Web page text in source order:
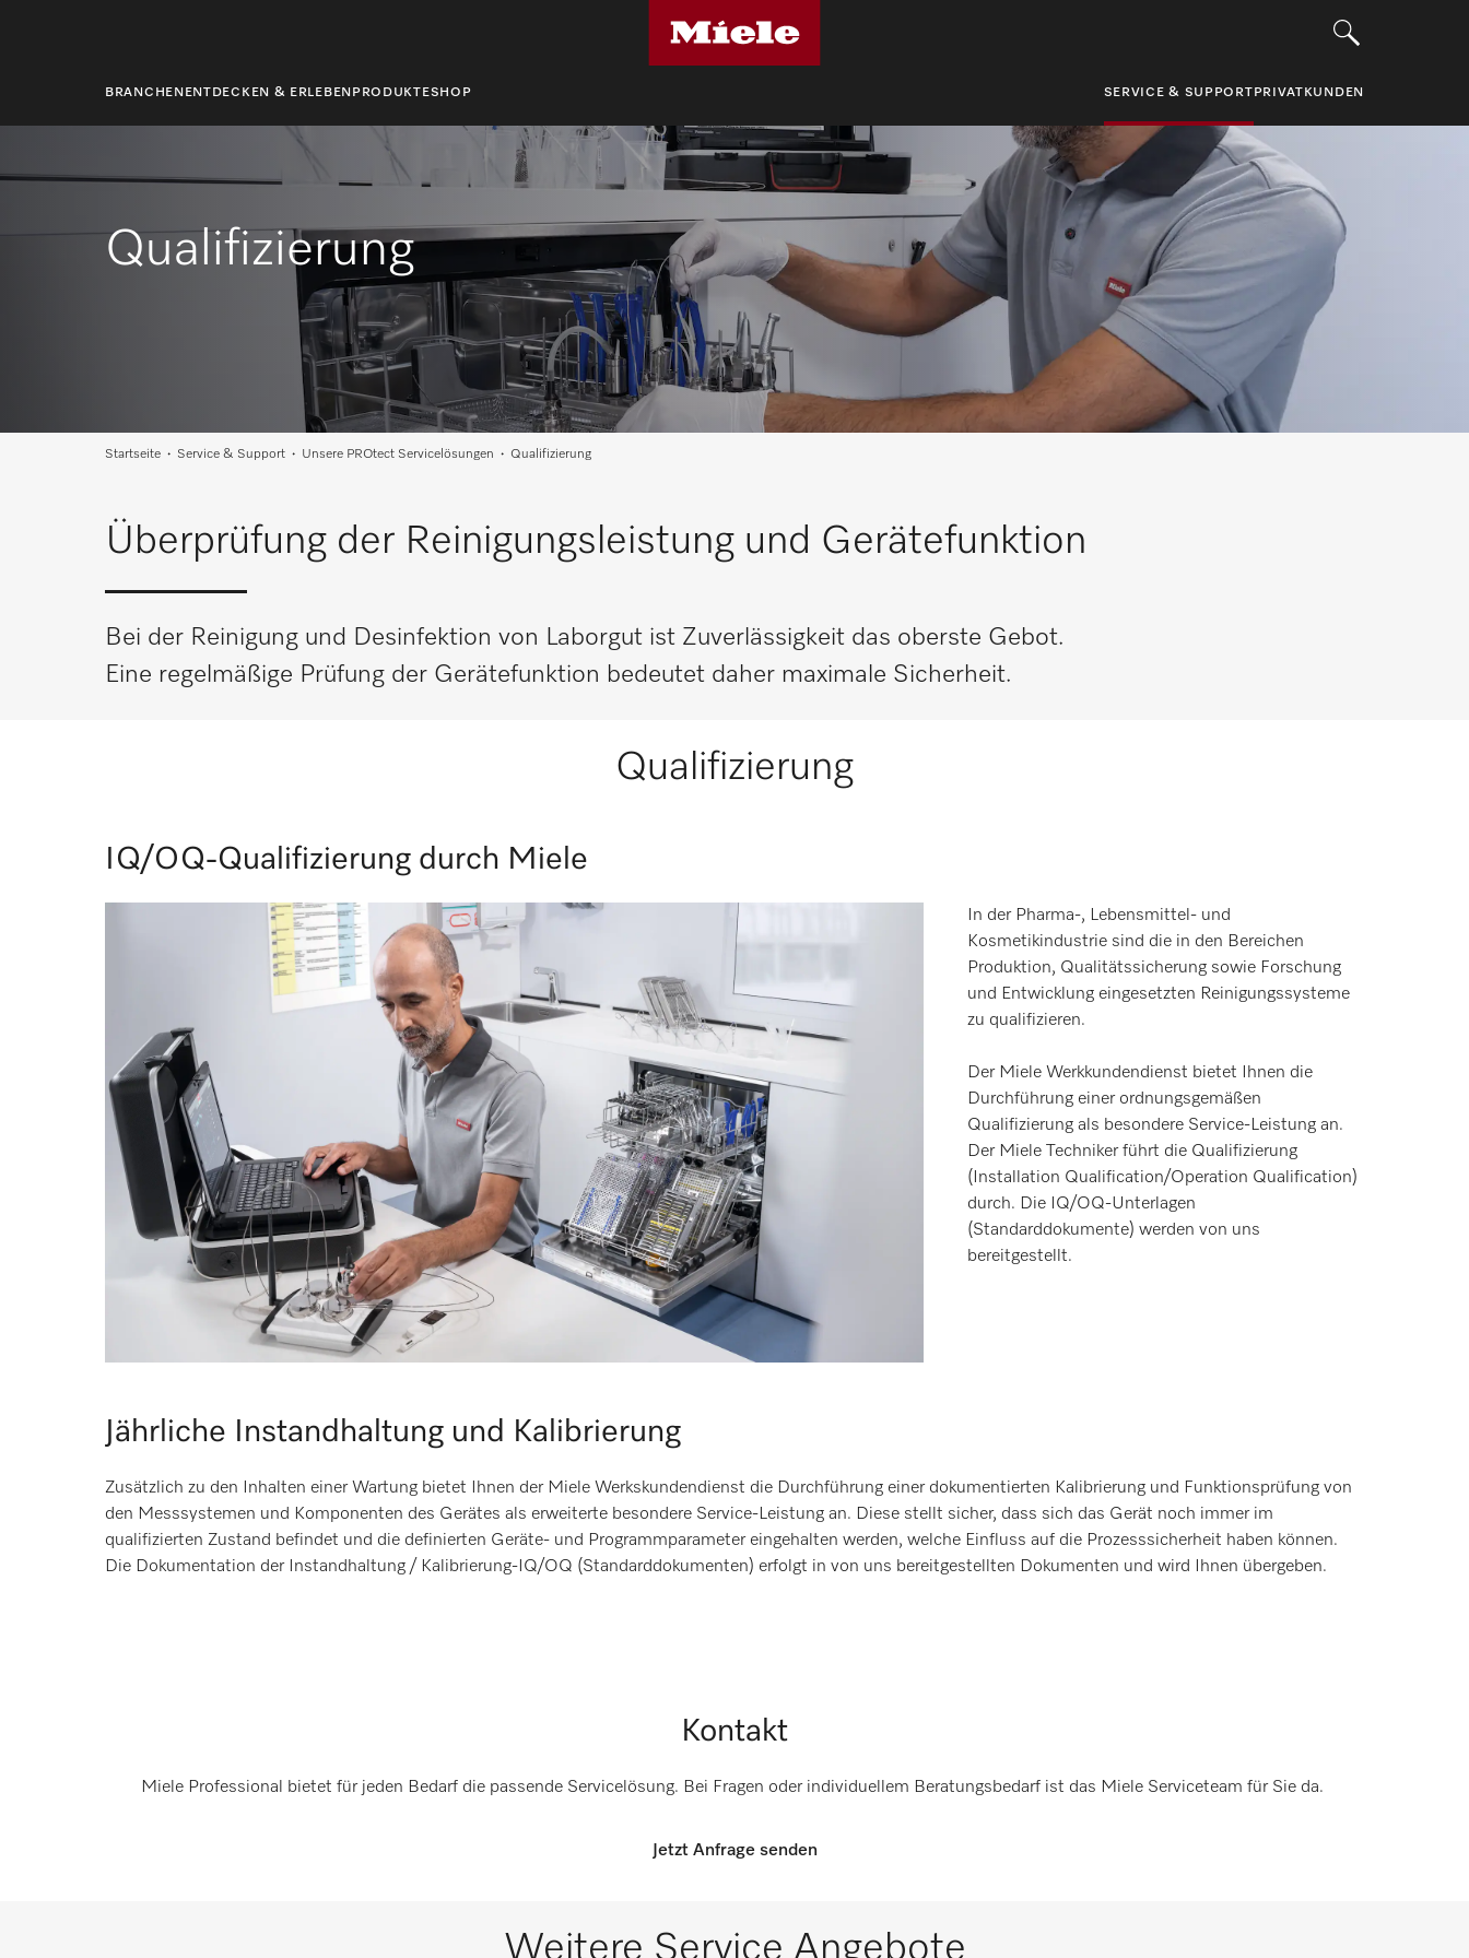
BRANCHEN ENTDECKEN & ERLEBEN PRODUKTESHOP SERVICE & SUPPORT PRIVATKUNDEN
Qualifizierung
Startseite Service & Support Unsere PROtect Servicelösungen Qualifizierung
Überprüfung der Reinigungsleistung und Gerätefunktion
Bei der Reinigung und Desinfektion von Laborgut ist Zuverlässigkeit das oberste Gebot.
Eine regelmäßige Prüfung der Gerätefunktion bedeutet daher maximale Sicherheit.
Qualifizierung
IQ/OQ-Qualifizierung durch Miele
In der Pharma-, Lebensmittel- und
Kosmetikindustrie sind die in den Bereichen
Produktion, Qualitätssicherung sowie Forschung
und Entwicklung eingesetzten Reinigungssysteme
zu qualifizieren.
Der Miele Werkkundendienst bietet Ihnen die
Durchführung einer ordnungsgemäßen
Qualifizierung als besondere Service-Leistung an.
Der Miele Techniker führt die Qualifizierung
(Installation Qualification/Operation Qualification)
durch. Die IQ/OQ-Unterlagen
(Standarddokumente) werden von uns
bereitgestellt.
Jährliche Instandhaltung und Kalibrierung
Zusätzlich zu den Inhalten einer Wartung bietet Ihnen der Miele Werkskundendienst die Durchführung einer dokumentierten Kalibrierung und Funktionsprüfung von
den Messsystemen und Komponenten des Gerätes als erweiterte besondere Service-Leistung an. Diese stellt sicher, dass sich das Gerät noch immer im
qualifizierten Zustand befindet und die definierten Geräte- und Programmparameter eingehalten werden, welche Einfluss auf die Prozesssicherheit haben können.
Die Dokumentation der Instandhaltung / Kalibrierung-IQ/OQ (Standarddokumenten) erfolgt in von uns bereitgestellten Dokumenten und wird Ihnen übergeben.
Kontakt
Miele Professional bietet für jeden Bedarf die passende Servicelösung. Bei Fragen oder individuellem Beratungsbedarf ist das Miele Serviceteam für Sie da.
Jetzt Anfrage senden
Weitere Service Angebote